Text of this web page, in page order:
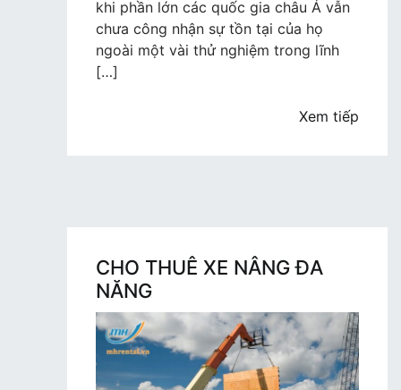
TRIỂN
MẠNH
MẼ
khi phần lớn các quốc gia châu Á vẫn
chưa công nhận sự tồn tại của họ
ngoài một vài thử nghiệm trong lĩnh
[…]
Xem tiếp
CHO THUÊ XE NÂNG ĐA
NĂNG